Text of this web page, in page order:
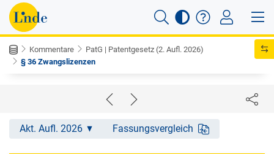
Kommentare
PatG | Patentgesetz (2. Aufl. 2026)
§ 36 Zwangslizenzen
Akt. Aufl. 2026 Fassungsvergleich